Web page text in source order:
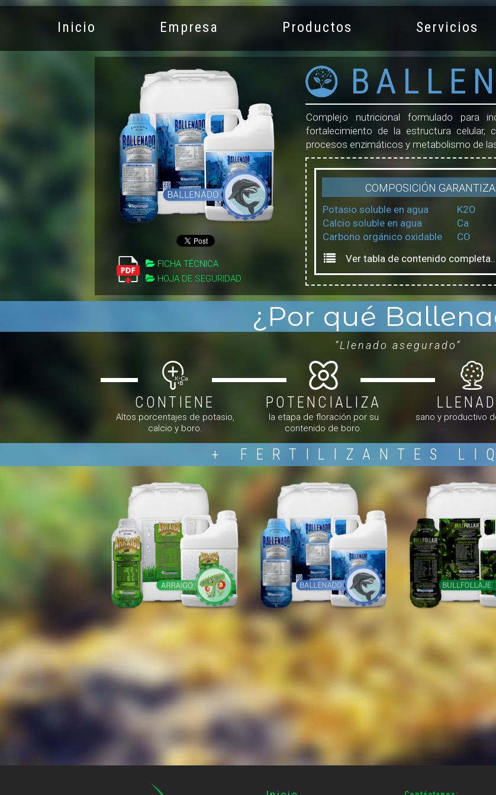
Inicio Empresa Productos Servicios
 FICHA TÉCNICA
 HOJA DE SEGURIDAD
Complejo nutricional formulado para
fortalecimiento de la estructura celular,
procesos enzimáticos y metabolismo de
COMPOSICIÓN
Potasio soluble en agua
Calcio soluble en agua
Carbono orgánico oxidable
K2O
Ca
CO
Ver tabla de contenido
¿Por qué
“Llenado asegurado”
CONTIENE
Altos porcentajes de potasio,
calcio y boro.
POTENCIALIZA
la etapa de floración por su
contenido de boro.
sano y productivo
+ FERTILIZANTES